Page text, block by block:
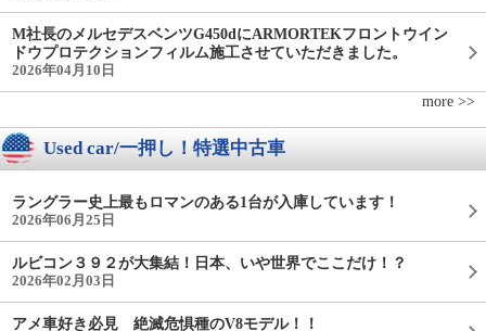
M社長のメルセデスベンツG450dにARMORTEKフロントウイン
ドウプロテクションフィルム施工させていただきました。
2026年04月10日
more >>
Used car/一押し！特選中古車
ラングラー史上最もロマンのある1台が入庫しています！
2026年06月25日
ルビコン３９２が大集結！日本、いや世界でここだけ！？
2026年02月03日
アメ車好き必見 絶滅危惧種のV8モデル！！